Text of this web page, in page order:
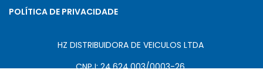
POLÍTICA DE PRIVACIDADE
HZ DISTRIBUIDORA DE VEICULOS LTDA
CNPJ: 24.624.003/0003-26